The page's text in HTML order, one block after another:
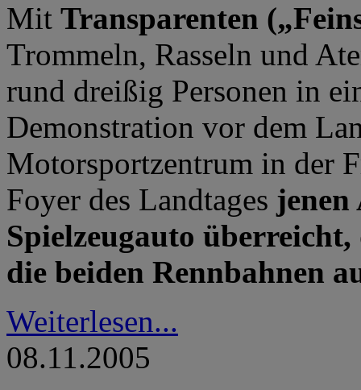
Mit Transparenten
Trommeln, Rasseln und
rund dreißig Personen in
Demonstration vor dem
Motorsportzentrum in der
Foyer des Landtages jenen
Spielzeugauto
die beiden Rennbahnen
Weiterlesen...
08.11.2005